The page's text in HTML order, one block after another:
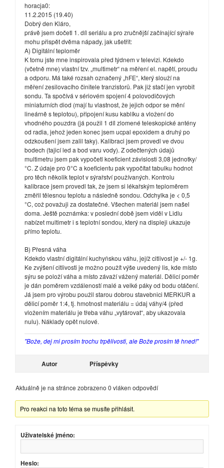
horacja0:
11.2.2015 (19.40)
Dobrý den Kláro,
právě jsem dočetl 1. díl seriálu a pro zručnější začínající sýraře
mohu přispět dvěma nápady, jak ušetřit:
A) Digitální teploměr
K tomu jste mne inspirovala před týdnem v televizi. Kdekdo
(včetně mne) vlastní tzv. „multimetr“ na měření el. napětí, proudu
a odporu. Má také rozsah označený „hFE“, který slouží na
měření zesilovacího činitele tranzistorů. Pak již stačí jen vyrobit
sondu. Ta spočívá v sériovém spojení 4 polovodičových
miniaturních diod (mají tu vlastnost, že jejich odpor se mění
lineárně s teplotou), připojení kusu kablíku a vložení do
vhodného pouzdra (já použil 1 díl zlomené teleskopické antény
od radia, jehož jeden konec jsem ucpal epoxidem a druhý po
odzkoušení jsem zalil taky). Kalibraci jsem provedl ve dvou
bodech (tajicí led a bod varu vody). Z odečtených údajů
multimetru jsem pak vypočetl koeficient závislosti 3,08 jednotky/
°C. Z údaje pro 0°C a koeficientu pak vypočítat tabulku hodnot
pro těch několik teplot v sýrařství používaných. Kontrolu
kalibrace jsem provedl tak, že jsem si lékařským teploměrem
změřil tělesnou teplotu a následně sondou. Odchylka je < 0,5
°C, což považuji za dostatečné. Všechen materiál jsem našel
doma. Ještě poznámka: v poslední době jsem viděl v Lidlu
nabízet multimetr i s teplotní sondou, který na displeji ukazuje
přímo teplotu.
B) Přesná váha
Kdekdo vlastní digitální kuchyňskou váhu, jejíž citlivost je +/- 1g.
Ke zvýšení citlivosti je možno použít výše uvedený lis, kde místo
sýru se položí váha a místo závaží vážený materiál. Dělicí poměr
je dán poměrem vzdáleností malé a velké páky od bodu otáčení.
Já jsem pro výrobu použil starou dobrou stavebnici MERKUR a
dělicí poměr 1:4, tj. hmotnost materiálu = údaj váhy/4 (před
vložením materiálu je třeba váhu „vytárovat“, aby ukazovala
nulu). Náklady opět nulové.
"Bože, dej mi prosím trochu trpělivosti, ale Bože prosím tě hned!"
Autor Příspěvky
Aktuálně je na stránce zobrazeno 0 vláken odpovědí
Pro reakci na toto téma se musíte přihlásit.
Uživatelské jméno:
Heslo: